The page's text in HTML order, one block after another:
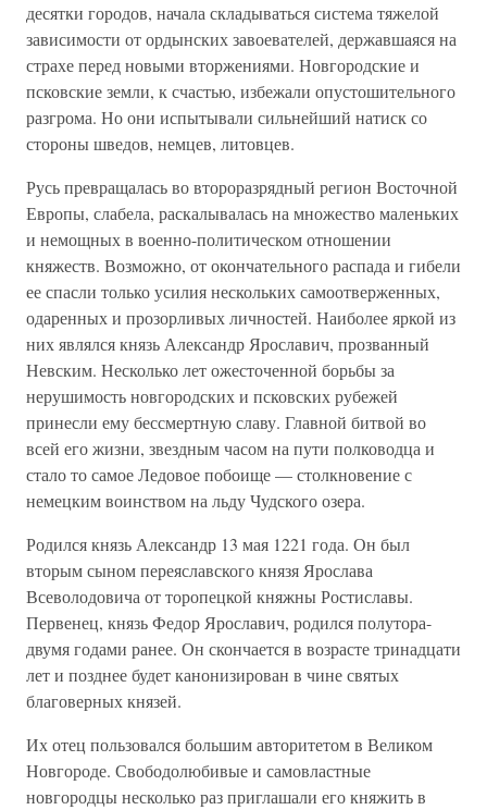
десятки городов, начала складываться система тяжелой
зависимости от ордынских завоевателей, державшаяся на
страхе перед новыми вторжениями. Новгородские и
псковские земли, к счастью, избежали опустошительного
разгрома. Но они испытывали сильнейший натиск со
стороны шведов, немцев, литовцев.
Русь превращалась во второразрядный регион Восточной
Европы, слабела, раскалывалась на множество маленьких
и немощных в военно-политическом отношении
княжеств. Возможно, от окончательного распада и гибели
ее спасли только усилия нескольких самоотверженных,
одаренных и прозорливых личностей. Наиболее яркой из
них являлся князь Александр Ярославич, прозванный
Невским. Несколько лет ожесточенной борьбы за
нерушимость новгородских и псковских рубежей
принесли ему бессмертную славу. Главной битвой во
всей его жизни, звездным часом на пути полководца и
стало то самое Ледовое побоище — столкновение с
немецким воинством на льду Чудского озера.
Родился князь Александр 13 мая 1221 года. Он был
вторым сыном переяславского князя Ярослава
Всеволодовича от торопецкой княжны Ростиславы.
Первенец, князь Федор Ярославич, родился полутора-
двумя годами ранее. Он скончается в возрасте тринадцати
лет и позднее будет канонизирован в чине святых
благоверных князей.
Их отец пользовался большим авторитетом в Великом
Новгороде. Свободолюбивые и самовластные
новгородцы несколько раз приглашали его княжить в